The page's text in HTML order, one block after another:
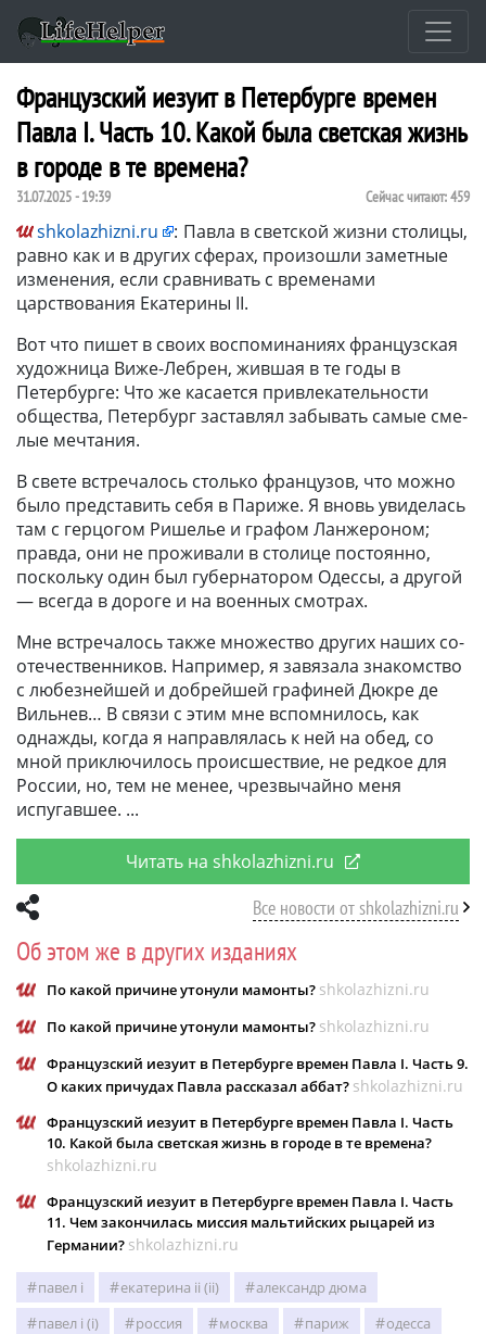
Французский иезуит в Петербурге времен
Павла I. Часть 10. Какой была светская жизнь
в городе в те времена?
31.07.2025 - 19:39 Сейчас читают:459
shkolazhizni.ru : Павла в светской жизни столицы,
равно как и в других сферах, произошли заметные
изменения, если сравнивать с временами
царствования Екатерины II.
Вот что пишет в своих воспоминаниях французская
художница Виже-Лебрен, жившая в те годы в
Петербурге: Что же касается привлекательности
обще­ства, Петербург заставлял забывать самые сме­
лые мечтания.
В свете встречалось столько фран­цузов, что можно
было представить себя в Па­риже. Я вновь увиделась
там с герцогом Ришелье и графом Ланжероном;
правда, они не проживали в столице постоянно,
поскольку один был губернатором Одессы, а другой
— всегда в дороге и на военных смотрах.
Мне встречалось также множество других наших со­
отечественников. Например, я завязала знаком­ство
с любезнейшей и добрейшей графиней Дюкре де
Вильнев… В связи с этим мне вспом­нилось, как
однажды, когда я направлялась к ней на обед, со
мной приключилось происше­ствие, не редкое для
России, но, тем не менее, чрезвычайно меня
испугавшее.
Читать на shkolazhizni.ru
Все новости от shkolazhizni.ru
Об этом же в других изданиях
По какой причине утонули мамонты? shkolazhizni.ru
По какой причине утонули мамонты? shkolazhizni.ru
Французский иезуит в Петербурге времен Павла I. Часть 9.
О каких причудах Павла рассказал аббат? shkolazhizni.ru
Французский иезуит в Петербурге времен Павла I. Часть
10. Какой была светская жизнь в городе в те времена?
shkolazhizni.ru
Французский иезуит в Петербурге времен Павла I. Часть
11. Чем закончилась миссия мальтийских рыцарей из
Германии? shkolazhizni.ru
павел i екатерина ii (ii)
александр дюма
павел i (i)
россия москва париж
одесса